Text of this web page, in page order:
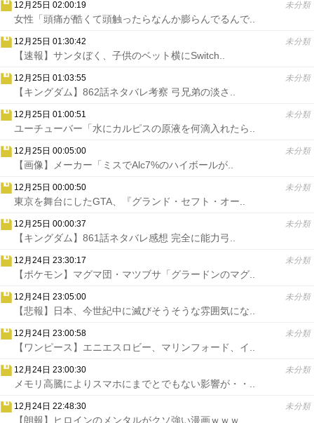
12月25日 02:00:19 未分類
女性「頭痛が酷くて頭触ったらなんか膨らんでるんで..
12月25日 01:30:42 未分類
【速報】サンタぼく、子供のベット横にSwitch..
12月25日 01:03:55 未分類
【キングダム】862話ネタバレ考察 弓兄弟の淡さ..
12月25日 01:00:51 未分類
ユーチューバー「水にカルピスの原液を何滴入れたら..
12月25日 00:05:00 未分類
【画像】メーカー「ミスでAlc7%のハイボールが..
12月25日 00:00:50 未分類
東京を舞台にしたGTA、『グランド・セフト・オー..
12月25日 00:00:37 未分類
【キングダム】861話ネタバレ感想 完全に能力弓..
12月24日 23:30:17 未分類
【ポケモン】マグマ団・マツブサ「グラードンのマグ..
12月24日 23:05:00 未分類
【悲報】日本、今世紀中に滅びそうそうな雰囲気にな..
12月24日 23:00:58 未分類
【ワンピース】エニエスロビー、マリンフォード、イ..
12月24日 23:00:30 未分類
メモリ高騰によりスマホにまでとでもない影響が・・..
12月24日 22:48:30 未分類
【朗報】ヒロインのメンタルがクソ強い漫画ｗｗｗ..